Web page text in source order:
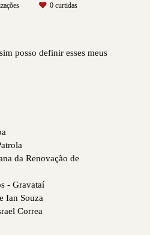
0 curtidas
posso definir esses meus
da Renovação de
- Gravataí
e Ian Souza
Correa